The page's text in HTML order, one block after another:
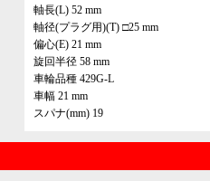
軸長(L) 52 mm
軸径(プラグ用)(T) □25 mm
偏心(E) 21 mm
旋回半径 58 mm
車輪品種 429G-L
車幅 21 mm
スパナ(mm) 19